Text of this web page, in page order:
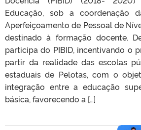
Educação, sob a coordenação
Aperfeiçoamento de Pessoal de
destinado à formação docente.
participa do PIBID, incentivando o
partir da realidade das escolas
estaduais de Pelotas, com o
integração entre a educação
básica, favorecendo a […]